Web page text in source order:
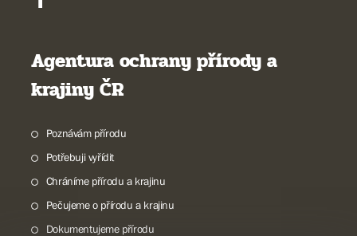
Agentura ochrany přírody a
krajiny ČR
Poznávám přírodu
Potřebuji vyřídit
Chráníme přírodu a krajinu
Pečujeme o přírodu a krajinu
Dokumentujeme přírodu